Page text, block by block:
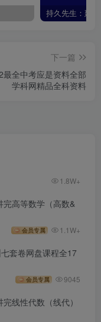
下一篇
最全中考应是资料全部
学科网精品全科资料
1.8W+
高等数学（高数&
会员专属 1.1W+
套卷网盘课程全17
会员专属 9045
线性代数（线代）